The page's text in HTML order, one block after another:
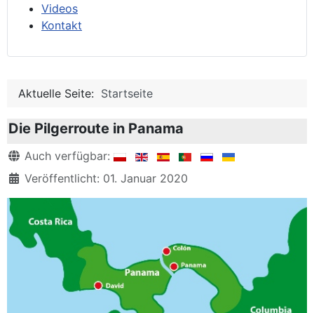
Videos
Kontakt
Aktuelle Seite: Startseite
Die Pilgerroute in Panama
DetailsAuch verfügbar:
Veröffentlicht: 01. Januar 2020